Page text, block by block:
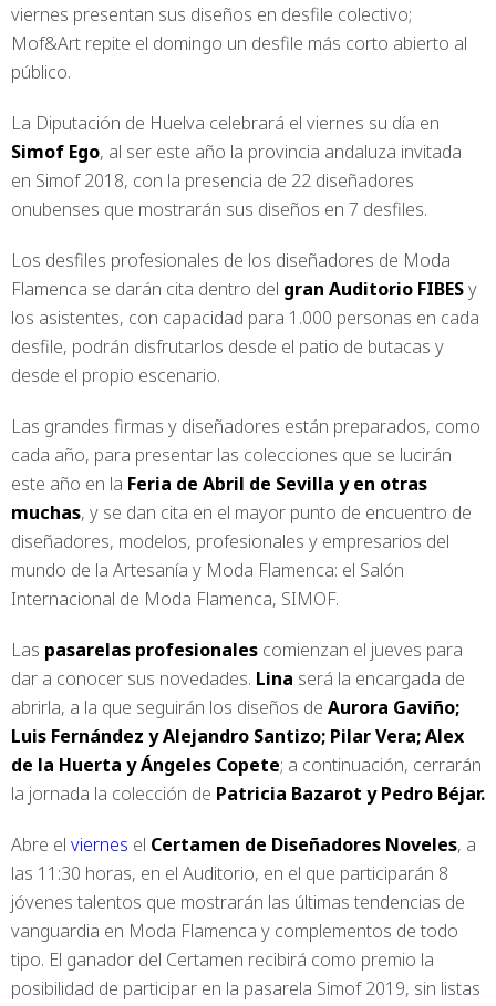
viernes presentan sus diseños en desfile colectivo;
Mof&Art repite el domingo un desfile más corto abierto al
público.
La Diputación de Huelva celebrará el viernes su día en
Simof Ego, al ser este año la provincia andaluza invitada
en Simof 2018, con la presencia de 22 diseñadores
onubenses que mostrarán sus diseños en 7 desfiles.
Los desfiles profesionales de los diseñadores de Moda
Flamenca se darán cita dentro del gran Auditorio FIBESy
los asistentes, con capacidad para 1.000 personas en cada
desfile, podrán disfrutarlos desde el patio de butacas y
desde el propio escenario.
Las grandes firmas y diseñadores están preparados, como
cada año, para presentar las colecciones que se lucirán
este año en la Feria de Abril de Sevilla y en otras
muchas, y se dan cita en el mayor punto de encuentro de
diseñadores, modelos, profesionales y empresarios del
mundo de la Artesanía y Moda Flamenca: el Salón
Internacional de Moda Flamenca, SIMOF.
Las pasarelas profesionales comienzan el jueves para
dar a conocer sus novedades. Lina será la encargada de
abrirla, a la que seguirán los diseños de Aurora Gaviño;
Luis Fernández y Alejandro Santizo; Pilar Vera; Alex
de la Huerta y Ángeles Copete; a continuación, cerrarán
la jornada la colección de Patricia Bazarot y Pedro Béjar.
Abre el viernes el Certamen de Diseñadores Noveles, a
las 11:30 horas, en el Auditorio, en el que participarán 8
jóvenes talentos que mostrarán las últimas tendencias de
vanguardia en Moda Flamenca y complementos de todo
tipo. El ganador del Certamen recibirá como premio la
posibilidad de participar en la pasarela Simof 2019, sin listas